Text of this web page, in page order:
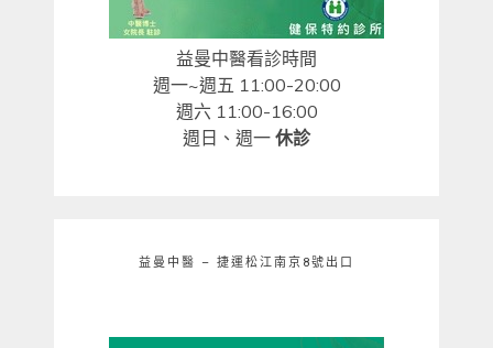
益曼中醫看診時間
週一~週五 11:00-20:00
週六 11:00-16:00
週日、週一 休診
益曼中醫 – 捷運松江南京8號出口